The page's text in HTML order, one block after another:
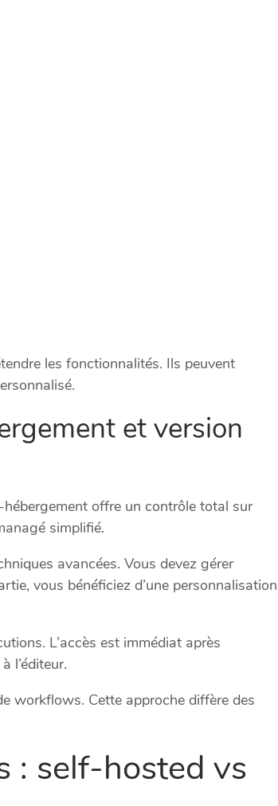
les fonctionnalités. Ils peuvent
et version
hébergement offre un contrôle total sur
simplifié.
avancées. Vous devez gérer
vous bénéficiez d’une personnalisation
L’accès est immédiat après
l’éditeur.
workflows. Cette approche diffère des
: self-hosted vs